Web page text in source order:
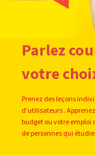
Parlez
votre
Prenez des leçons
d’utilisateurs .
budget ou votre
de personnes qui